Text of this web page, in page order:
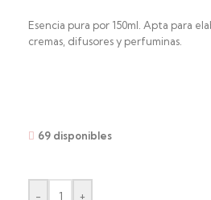
Esencia pura por 150ml. Apta para
cremas, difusores y perfuminas.
69 disponibles
- +